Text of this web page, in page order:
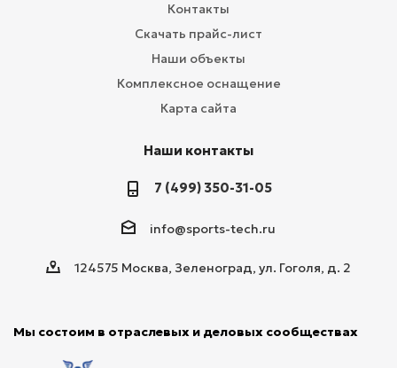
Контакты
Скачать прайс-лист
Наши объекты
Комплексное оснащение
Карта сайта
Наши контакты
7 (499) 350-31-05
info@sports-tech.ru
124575 Москва, Зеленоград, ул. Гоголя, д. 2
Мы состоим в отраслевых и деловых сообществах